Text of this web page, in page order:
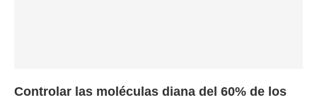
Controlar las moléculas diana del 60% de los